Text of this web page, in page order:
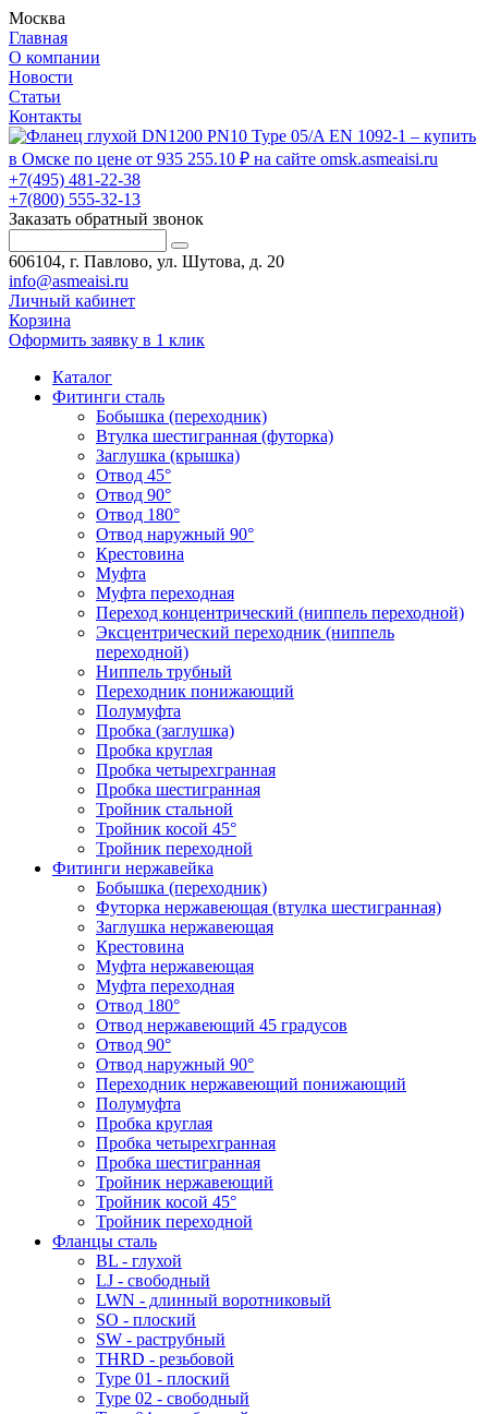
Москва
Главная
О компании
Новости
Статьи
Контакты
+7(495) 481-22-38
+7(800) 555-32-13
Заказать обратный звонок
606104, г. Павлово, ул. Шутова, д. 20
info@asmeaisi.ru
Личный кабинет
Корзина
Оформить заявку в 1 клик
Каталог
Фитинги сталь
Бобышка (переходник)
Втулка шестигранная (футорка)
Заглушка (крышка)
Отвод 45°
Отвод 90°
Отвод 180°
Отвод наружный 90°
Крестовина
Муфта
Муфта переходная
Переход концентрический (ниппель переходной)
Эксцентрический переходник (ниппель
переходной)
Ниппель трубный
Переходник понижающий
Полумуфта
Пробка (заглушка)
Пробка круглая
Пробка четырехгранная
Пробка шестигранная
Тройник стальной
Тройник косой 45°
Тройник переходной
Фитинги нержавейка
Бобышка (переходник)
Футорка нержавеющая (втулка шестигранная)
Заглушка нержавеющая
Крестовина
Муфта нержавеющая
Муфта переходная
Отвод 180°
Отвод нержавеющий 45 градусов
Отвод 90°
Отвод наружный 90°
Переходник нержавеющий понижающий
Полумуфта
Пробка круглая
Пробка четырехгранная
Пробка шестигранная
Тройник нержавеющий
Тройник косой 45°
Тройник переходной
Фланцы сталь
BL - глухой
LJ - свободный
LWN - длинный воротниковый
SO - плоский
SW - раструбный
THRD - резьбовой
Type 01 - плоский
Type 02 - свободный